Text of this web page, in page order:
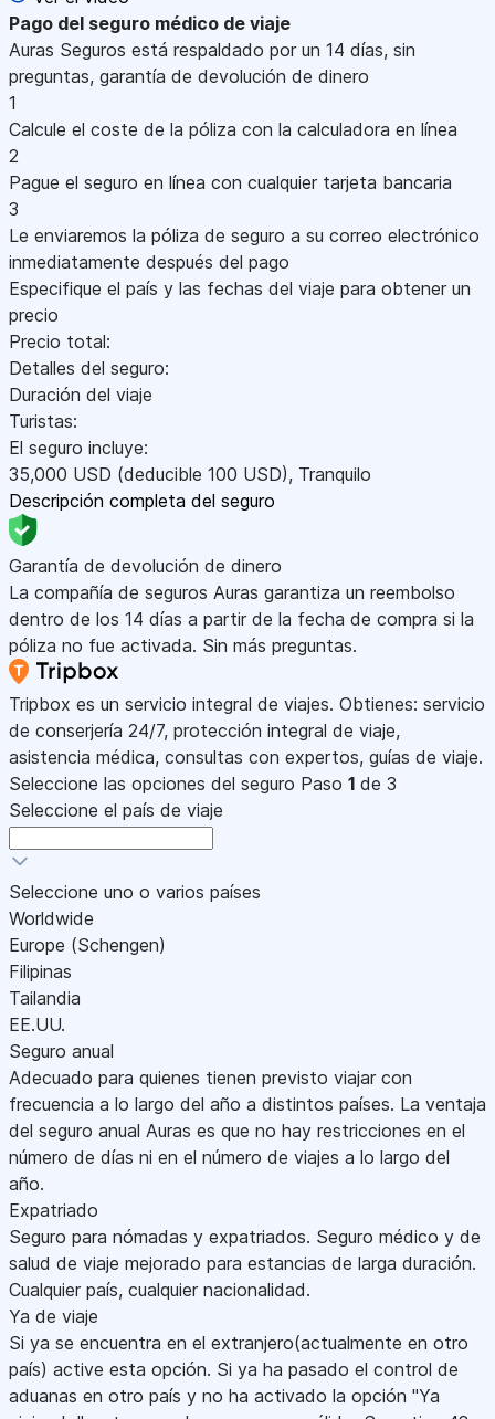
Pago del seguro médico de viaje
Auras Seguros está respaldado por un 14 días, sin
preguntas, garantía de devolución de dinero
1
Calcule el coste de la póliza con la calculadora en línea
2
Pague el seguro en línea con cualquier tarjeta bancaria
3
Le enviaremos la póliza de seguro a su correo electrónico
inmediatamente después del pago
Especifique el país y las fechas del viaje para obtener un
precio
Precio total:
Detalles del seguro:
Duración del viaje
Turistas:
El seguro incluye:
35,000 USD (deducible 100 USD), Tranquilo
Descripción completa del seguro
Garantía de devolución de dinero
La compañía de seguros Auras garantiza un reembolso
dentro de los 14 días a partir de la fecha de compra si la
póliza no fue activada. Sin más preguntas.
Tripbox es un servicio integral de viajes. Obtienes: servicio
de conserjería 24/7, protección integral de viaje,
asistencia médica, consultas con expertos, guías de viaje.
Seleccione las opciones del seguro Paso 1 de 3
Seleccione el país de viaje
Seleccione uno o varios países
Worldwide
Europe (Schengen)
Filipinas
Tailandia
EE.UU.
Seguro anual
Adecuado para quienes tienen previsto viajar con
frecuencia a lo largo del año a distintos países. La ventaja
del seguro anual Auras es que no hay restricciones en el
número de días ni en el número de viajes a lo largo del
año.
Expatriado
Seguro para nómadas y expatriados. Seguro médico y de
salud de viaje mejorado para estancias de larga duración.
Cualquier país, cualquier nacionalidad.
Ya de viaje
Si ya se encuentra en el extranjero(actualmente en otro
país) active esta opción. Si ya ha pasado el control de
aduanas en otro país y no ha activado la opción "Ya